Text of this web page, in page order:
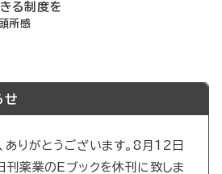
る制度を
所感
せ
りがとうございます。8月12日
刊薬業のEブックを休刊に致しま